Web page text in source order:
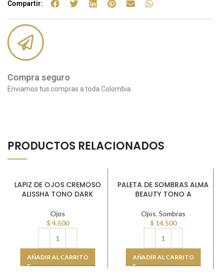
Compartir:
Compra seguro
Enviamos tus compras a toda Colombia
PRODUCTOS RELACIONADOS
LAPIZ DE OJOS CREMOSO
ALISSHA TONO DARK
Ojos
$4.500
AÑADIR AL CARRITO
PALETA DE SOMBRAS ALMA
BEAUTY TONO A
Ojos, Sombras
$14.500
AÑADIR AL CARRITO